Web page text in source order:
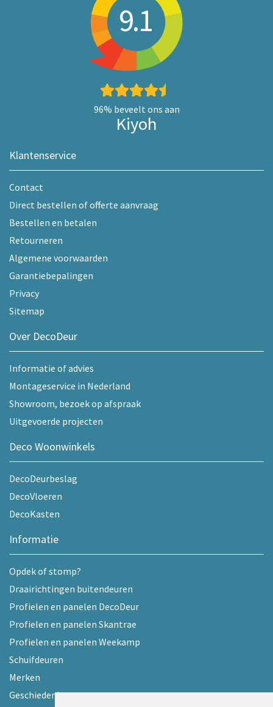
9.1
96% beveelt ons aan
Kiyoh
Klantenservice
Contact
Direct bestellen of offerte aanvraag
Bestellen en betalen
Retourneren
Algemene voorwaarden
Garantiebepalingen
Privacy
Sitemap
Over DecoDeur
Informatie of advies
Montageservice in Nederland
Showroom, bezoek op afspraak
Uitgevoerde projecten
Deco Woonwinkels
DecoDeurbeslag
DecoVloeren
DecoKasten
Informatie
Opdek of stomp?
Draairichtingen buitendeuren
Profielen en panelen DecoDeur
Profielen en panelen Skantrae
Profielen en panelen Weekamp
Schuifdeuren
Merken
Geschiedenis